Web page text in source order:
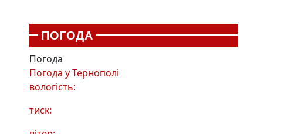
ПОГОДА
Погода
Погода уТернополі
вологість:
тиск: